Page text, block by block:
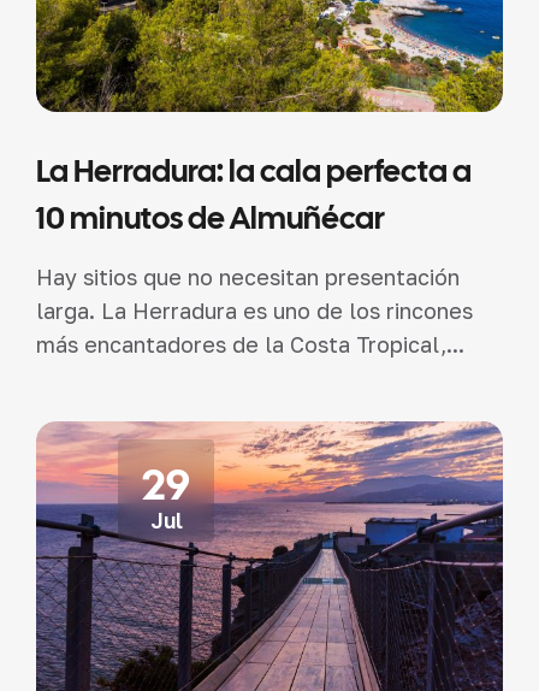
La Herradura: la cala perfecta a
10 minutos de Almuñécar
Hay sitios que no necesitan presentación
larga. La Herradura es uno de los rincones
más encantadores de la Costa Tropical,...
29
Jul